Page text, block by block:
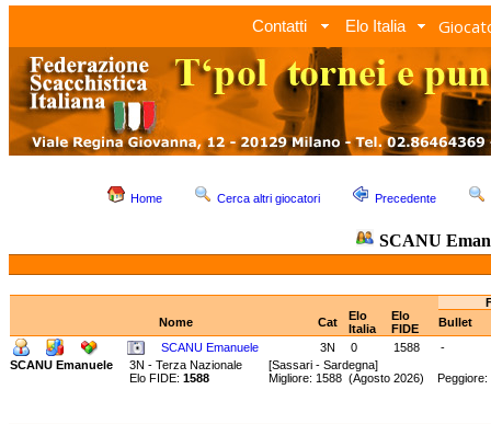
Contatti Elo Italia
Home Cerca altri giocatori Precedente
SCANU
Nome
Cat
Elo
Italia
Elo
FIDE
Bullet
SCANU Emanuele
3N 0 1588
-
SCANU Emanuele
3N - Terza Nazionale [Sassari - Sardegna]
Elo FIDE: 1588 Migliore: 1588 (Agosto 2026) Peggiore: